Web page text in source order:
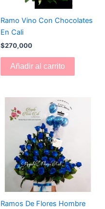
Ramo Vino Con Chocolates
En Cali
$270,000
Añadir al carrito
Ramos De Flores Hombre